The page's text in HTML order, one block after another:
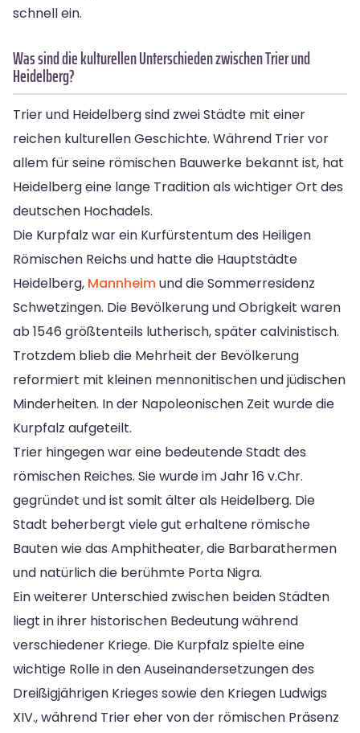
schnell ein.
Was sind die kulturellen Unterschieden zwischen Trier und
Heidelberg?
Trier und Heidelberg sind zwei Städte mit einer
reichen kulturellen Geschichte. Während Trier vor
allem für seine römischen Bauwerke bekannt ist, hat
Heidelberg eine lange Tradition als wichtiger Ort des
deutschen Hochadels.
Die Kurpfalz war ein Kurfürstentum des Heiligen
Römischen Reichs und hatte die Hauptstädte
Heidelberg, Mannheimund die Sommerresidenz
Schwetzingen. Die Bevölkerung und Obrigkeit waren
ab 1546 größtenteils lutherisch, später calvinistisch.
Trotzdem blieb die Mehrheit der Bevölkerung
reformiert mit kleinen mennonitischen und jüdischen
Minderheiten. In der Napoleonischen Zeit wurde die
Kurpfalz aufgeteilt.
Trier hingegen war eine bedeutende Stadt des
römischen Reiches. Sie wurde im Jahr 16 v.Chr.
gegründet und ist somit älter als Heidelberg. Die
Stadt beherbergt viele gut erhaltene römische
Bauten wie das Amphitheater, die Barbarathermen
und natürlich die berühmte Porta Nigra.
Ein weiterer Unterschied zwischen beiden Städten
liegt in ihrer historischen Bedeutung während
verschiedener Kriege. Die Kurpfalz spielte eine
wichtige Rolle in den Auseinandersetzungen des
Dreißigjährigen Krieges sowie den Kriegen Ludwigs
XIV., während Trier eher von der römischen Präsenz